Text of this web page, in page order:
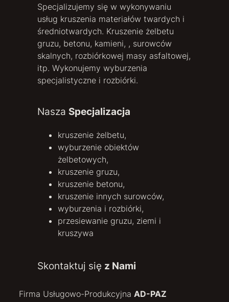
Specjalizujemy się w wykonywaniu
usług kruszenia materiałów twardych i
średniotwardych. Kruszenie żelbetu
gruzu, betonu, kamieni, , surowców
skalnych, rozbiórkowej masy asfaltowej,
itp. Wykonujemy wyburzenia
specjalistyczne i rozbiórki.
NaszaSpecjalizacja
kruszenie żelbetu,
wyburzenie obiektów
żelbetowych,
kruszenie gruzu,
kruszenie betonu,
kruszenie innych surowców,
wyburzenia i rozbiórki,
przesiewanie gruzu, ziemi i
kruszywa
Skontaktuj się z Nami
Firma Usługowo-ProdukcyjnaAD-PAZ